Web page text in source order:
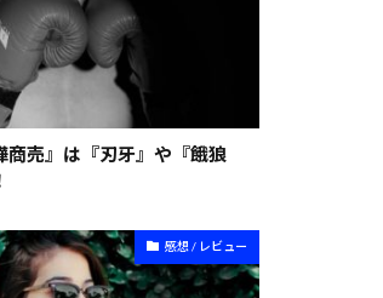
商売』は『刃牙』や『餓狼
感想 / レビュー